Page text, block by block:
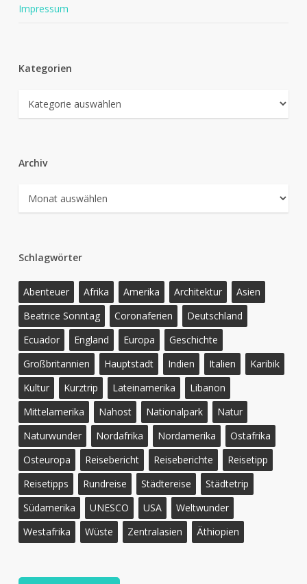
Impressum
Kategorien
Kategorien
Archiv
Archiv
Schlagwörter
Abenteuer Afrika Amerika Architektur
Asien
Beatrice Sonntag
Coronaferien
Deutschland
Ecuador
England Europa
Geschichte
Großbritannien
Hauptstadt Indien Italien
Karibik
Kultur
Kurztrip Lateinamerika
Libanon
Mittelamerika
Nahost Nationalpark
Natur
Naturwunder
Nordafrika Nordamerika
Ostafrika
Osteuropa
Reisebericht Reiseberichte
Reisetipp
Reisetipps
Rundreise Städtereise
Städtetrip
Südamerika
UNESCO USA
Weltwunder
Westafrika
Wüste Zentralasien Äthiopien